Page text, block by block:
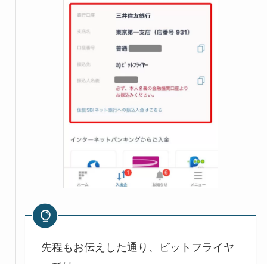
先程もお伝えした通り、ビットフライヤ